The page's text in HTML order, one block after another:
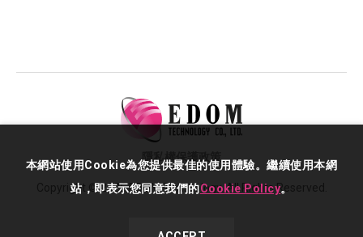
Copyright © 2026 EDOM Technology. All Rights Reserved.
隱私權保護政策
本網站使用Cookie為您提供最佳的使用體驗。繼續使用本網
站，即表示您同意我們的Cookie Policy。